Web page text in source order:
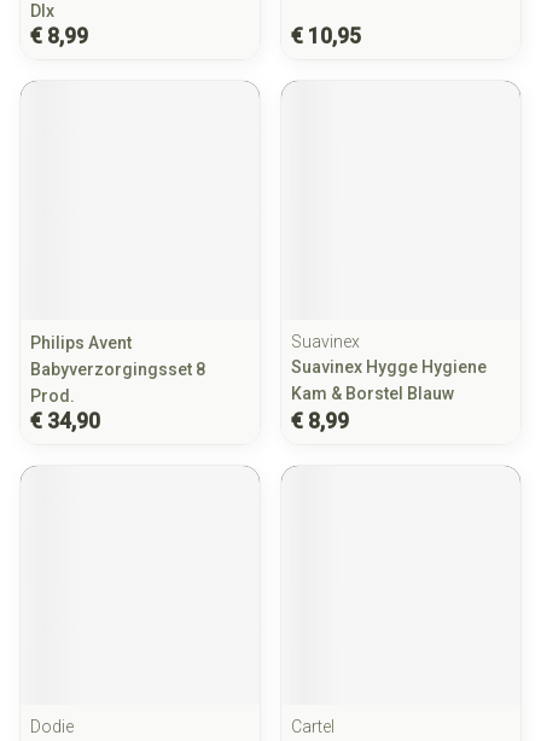
Dlx
€ 8,99 € 10,95
Philips Avent
Babyverzorgingsset 8
Prod.
€ 34,90
Suavinex
Suavinex Hygge Hygiene
Kam & Borstel Blauw
€ 8,99
Dodie Cartel